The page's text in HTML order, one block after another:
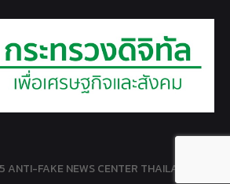
FAKE NEWS CENTER THAILAND